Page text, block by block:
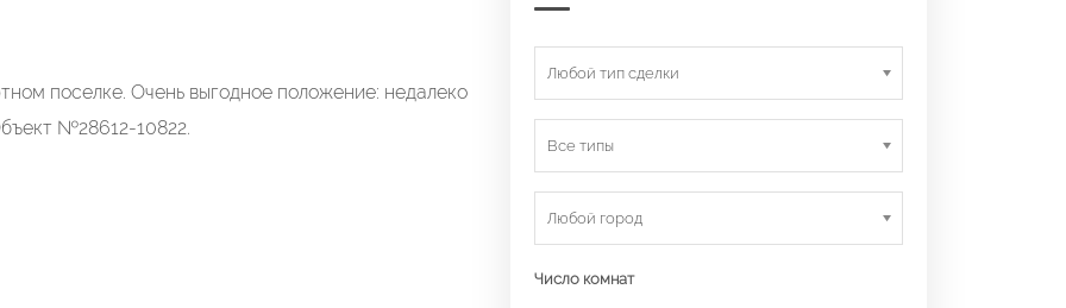
поселке. Очень выгодное положение: недалеко
№28612-10822.
Любой тип сделки
Все типы
Любой город
Число комнат